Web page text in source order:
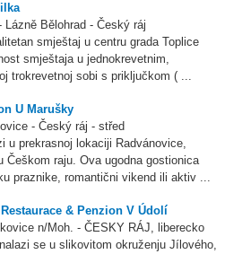
Bělohrad - Český ráj
smještaj u centru grada Toplice
smještaja u jednokrevetnim,
trokrevetnoj sobi s priključkom ( ...
U Marušky
- Český ráj - střed
u prekrasnoj lokaciji Radvánovice,
Češkom raju. Ova ugodna gostionica
praznike, romantični vikend ili aktiv ...
& Penzion V Údolí
n/Moh. - ČESKY RÁJ, liberecko
se u slikovitom okruženju Jílového,